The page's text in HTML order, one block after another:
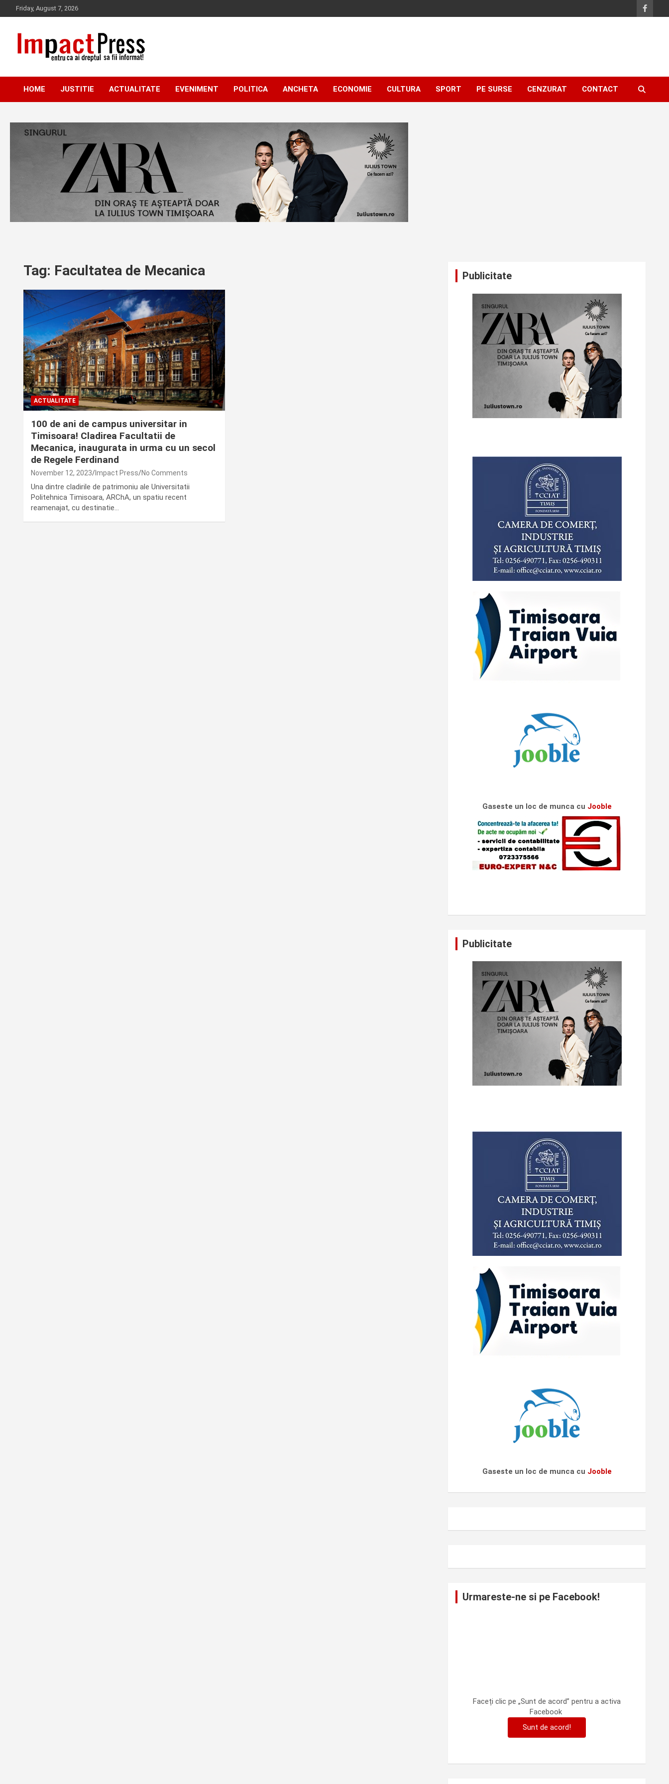
to
Friday, August 7, 2026
IMPACTPRESS
HOME JUSTITIE ACTUALITATE EVENIMENT POLITICA ANCHETA ECONOMIE CULTURA SPORT PE SURSE CENZURAT CONTACT
Tag: Facultatea de Mecanica
ACTUALITATE
100 de ani de campus universitar in
Timisoara! Cladirea Facultatii de
Mecanica, inaugurata in urma cu un secol
de Regele Ferdinand
November 12, 2023 Impact Press No Comments
Una dintre cladirile de patrimoniu ale Universitatii
Politehnica Timisoara, ARChA, un spatiu recent
reamenajat, cu destinatie…
Publicitate
Gaseste un loc de munca cu Jooble
Publicitate
Gaseste un loc de munca cu Jooble
Urmareste-ne si pe Facebook!
Faceți clic pe „Sunt de acord” pentru a activa
Facebook
Sunt de acord!